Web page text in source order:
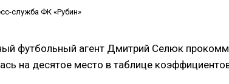
служба ФК «Рубин»
футбольный агент Дмитрий Селюк
на десятое место в таблице